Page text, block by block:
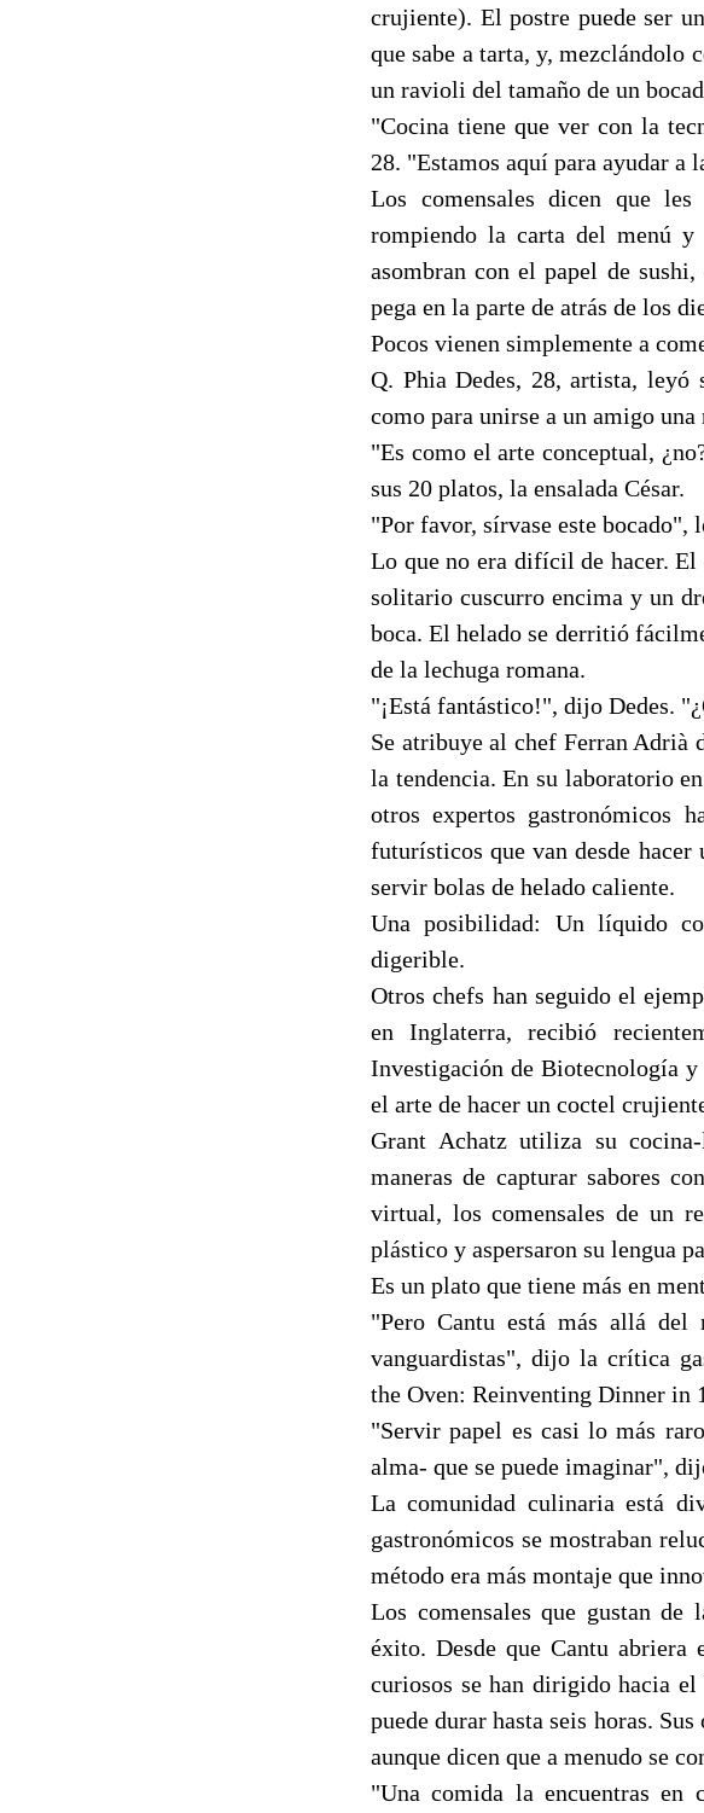
crujiente). El postre puede ser
que sabe a tarta, y, mezclándolo
un ravioli del tamaño de un
"Cocina tiene que ver con la
28. "Estamos aquí para ayudar a
Los comensales dicen que
rompiendo la carta del menú
asombran con el papel de
pega en la parte de atrás de los
Pocos vienen simplemente a
Q. Phia Dedes, 28, artista, leyó
como para unirse a un amigo una
"Es como el arte conceptual,
sus 20 platos, la ensalada César.
"Por favor, sírvase este bocado",
Lo que no era difícil de hacer. El
solitario cuscurro encima y un
boca. El helado se derritió
de la lechuga romana.
"¡Está fantástico!", dijo Dedes.
Se atribuye al chef Ferran Adrià
la tendencia. En su laboratorio
otros expertos gastronómicos
futurísticos que van desde hacer
servir bolas de helado caliente.
Una posibilidad: Un líquido
digerible.
Otros chefs han seguido el
en Inglaterra, recibió
Investigación de Biotecnología
el arte de hacer un coctel
Grant Achatz utiliza su
maneras de capturar sabores
virtual, los comensales de un
plástico y aspersaron su lengua
Es un plato que tiene más en
"Pero Cantu está más allá del
vanguardistas", dijo la crítica
the Oven: Reinventing Dinner in
"Servir papel es casi lo más
alma- que se puede imaginar",
La comunidad culinaria está
gastronómicos se mostraban
método era más montaje que
Los comensales que gustan de
éxito. Desde que Cantu abriera
curiosos se han dirigido hacia
puede durar hasta seis horas.
aunque dicen que a menudo se
"Una comida la encuentras en